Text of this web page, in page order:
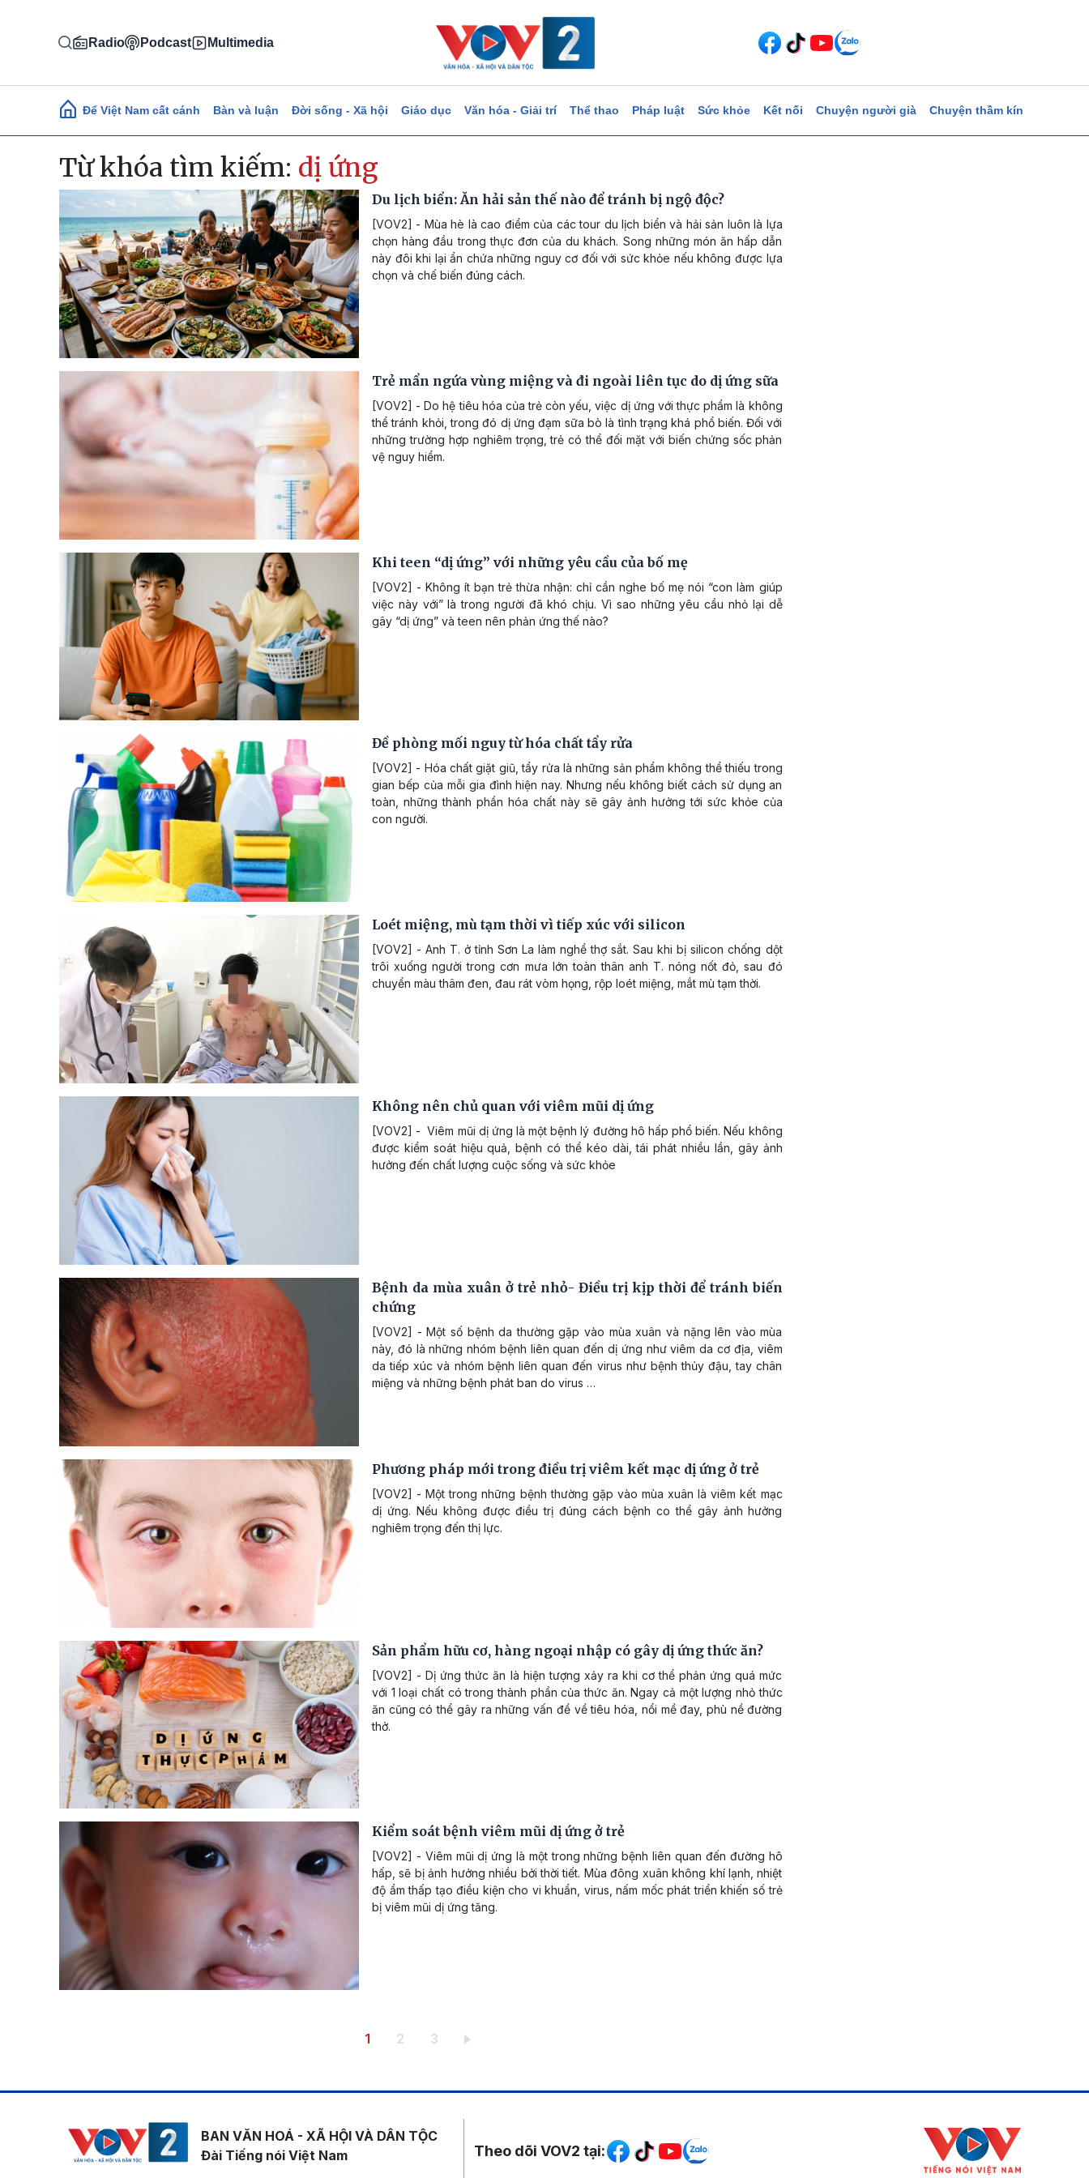
Radio Podcast Multimedia
Main navigation
Để Việt Nam cất cánh Bàn và luận Đời sống - Xã hội Giáo dục Văn hóa - Giải trí Thể thao Pháp luật Sức khỏe Kết nối Chuyện người già Chuyện thầm kín
Từ khóa tìm kiếm: dị ứng
Du lịch biển: Ăn hải sản thế nào để tránh bị ngộ độc?
[VOV2] - Mùa hè là cao điểm của các tour du lịch biển và hải sản luôn là lựa
chọn hàng đầu trong thực đơn của du khách. Song những món ăn hấp dẫn
này đôi khi lại ẩn chứa những nguy cơ đối với sức khỏe nếu không được lựa
chọn và chế biến đúng cách.
Trẻ mẩn ngứa vùng miệng và đi ngoài liên tục do dị ứng sữa
[VOV2] - Do hệ tiêu hóa của trẻ còn yếu, việc dị ứng với thực phẩm là không
thể tránh khỏi, trong đó dị ứng đạm sữa bò là tình trạng khá phổ biến. Đối với
những trường hợp nghiêm trọng, trẻ có thể đối mặt với biến chứng sốc phản
vệ nguy hiểm.
Khi teen “dị ứng” với những yêu cầu của bố mẹ
[VOV2] - Không ít bạn trẻ thừa nhận: chỉ cần nghe bố mẹ nói “con làm giúp
việc này với” là trong người đã khó chịu. Vì sao những yêu cầu nhỏ lại dễ
gây “dị ứng” và teen nên phản ứng thế nào?
Đề phòng mối nguy từ hóa chất tẩy rửa
[VOV2] - Hóa chất giặt giũ, tẩy rửa là những sản phẩm không thể thiếu trong
gian bếp của mỗi gia đình hiện nay. Nhưng nếu không biết cách sử dụng an
toàn, những thành phần hóa chất này sẽ gây ảnh hưởng tới sức khỏe của
con người.
Loét miệng, mù tạm thời vì tiếp xúc với silicon
[VOV2] - Anh T. ở tỉnh Sơn La làm nghề thợ sắt. Sau khi bị silicon chống dột
trôi xuống người trong cơn mưa lớn toàn thân anh T. nóng nốt đỏ, sau đó
chuyển màu thâm đen, đau rát vòm họng, rộp loét miệng, mắt mù tạm thời.
Không nên chủ quan với viêm mũi dị ứng
[VOV2] - Viêm mũi dị ứng là một bệnh lý đường hô hấp phổ biến. Nếu không
được kiểm soát hiệu quả, bệnh có thể kéo dài, tái phát nhiều lần, gây ảnh
hưởng đến chất lượng cuộc sống và sức khỏe
Bệnh da mùa xuân ở trẻ nhỏ- Điều trị kịp thời để tránh biến
chứng
[VOV2] - Một số bệnh da thường gặp vào mùa xuân và nặng lên vào mùa
này, đó là những nhóm bệnh liên quan đến dị ứng như viêm da cơ địa, viêm
da tiếp xúc và nhóm bệnh liên quan đến virus như bệnh thủy đậu, tay chân
miệng và những bệnh phát ban do virus …
Phương pháp mới trong điều trị viêm kết mạc dị ứng ở trẻ
[VOV2] - Một trong những bệnh thường gặp vào mùa xuân là viêm kết mạc
dị ứng. Nếu không được điều trị đúng cách bệnh co thể gây ảnh hưởng
nghiêm trọng đến thị lực.
Sản phẩm hữu cơ, hàng ngoại nhập có gây dị ứng thức ăn?
[VOV2] - Dị ứng thức ăn là hiện tượng xảy ra khi cơ thể phản ứng quá mức
với 1 loại chất có trong thành phần của thức ăn. Ngay cả một lượng nhỏ thức
ăn cũng có thể gây ra những vấn đề về tiêu hóa, nổi mề đay, phù nề đường
thở.
Kiểm soát bệnh viêm mũi dị ứng ở trẻ
[VOV2] - Viêm mũi dị ứng là một trong những bệnh liên quan đến đường hô
hấp, sẽ bị ảnh hưởng nhiều bởi thời tiết. Mùa đông xuân không khí lạnh, nhiệt
độ ẩm thấp tạo điều kiện cho vi khuẩn, virus, nấm mốc phát triển khiến số trẻ
bị viêm mũi dị ứng tăng.
Trang hiện thời
1 Trang
2 Trang
3
BAN VĂN HOÁ - XÃ HỘI VÀ DÂN TỘC
Đài Tiếng nói Việt Nam
Mạng xã hội
Theo dõi VOV2 tại: